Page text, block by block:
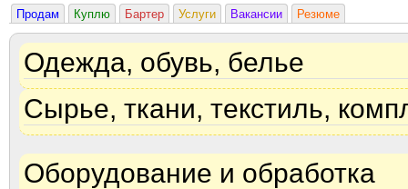
Продам Куплю Бартер Услуги Вакансии Резюме
Одежда, обувь, белье
Сырье, ткани, текстиль,
Оборудование и обработка